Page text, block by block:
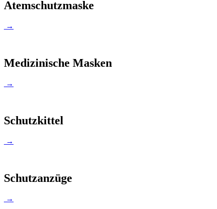
Atemschutzmaske
→
Medizinische Masken
→
Schutzkittel
→
Schutzanzüge
→